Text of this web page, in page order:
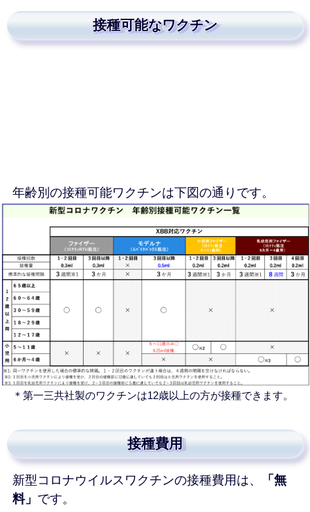
接種可能なワクチン
年齢別の接種可能ワクチンは下図の通りです。
＊第一三共社製のワクチンは12歳以上の方が接種できます。
接種費用
新型コロナウイルスワクチンの接種費用は、
「無
料」 です。